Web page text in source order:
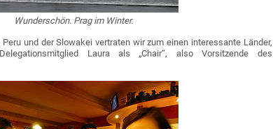
Wunderschön. Prag im Winter.
und der Slowakei vertraten wir zum einen interessante Länder,
Laura als „Chair“, also Vorsitzende des